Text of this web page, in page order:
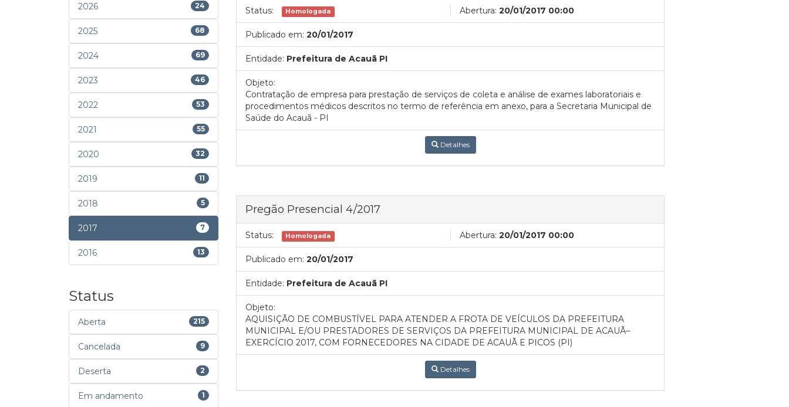
2026 24
2025 68
2024 69
2023 46
2022 53
2021 55
2020 32
2019 11
2018 5
2017 7
2016 13
Status
Aberta 215
Cancelada 9
Deserta 2
Em andamento 1
Status: Homologada Abertura: 20/01/2017 00:00
Publicado em: 20/01/2017
Entidade: Prefeitura de Acauã PI
Objeto:
Contratação de empresa para prestação de serviços de coleta e análise de exames laboratoriais e
procedimentos médicos descritos no termo de referência em anexo, para a Secretaria Municipal de
Saúde do Acauã - PI
Detalhes
Pregão Presencial 4/2017
Status: Homologada Abertura: 20/01/2017 00:00
Publicado em: 20/01/2017
Entidade: Prefeitura de Acauã PI
Objeto:
AQUISIÇÃO DE COMBUSTÍVEL PARA ATENDER A FROTA DE VEÍCULOS DA PREFEITURA
MUNICIPAL E/OU PRESTADORES DE SERVIÇOS DA PREFEITURA MUNICIPAL DE ACAUÃ–
EXERCÍCIO 2017, COM FORNECEDORES NA CIDADE DE ACAUÃ E PICOS (PI)
Detalhes